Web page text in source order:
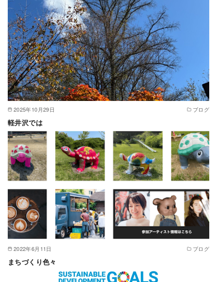
2025年10月29日 ブログ
軽井沢では
2022年6月11日 ブログ
まちづくり色々